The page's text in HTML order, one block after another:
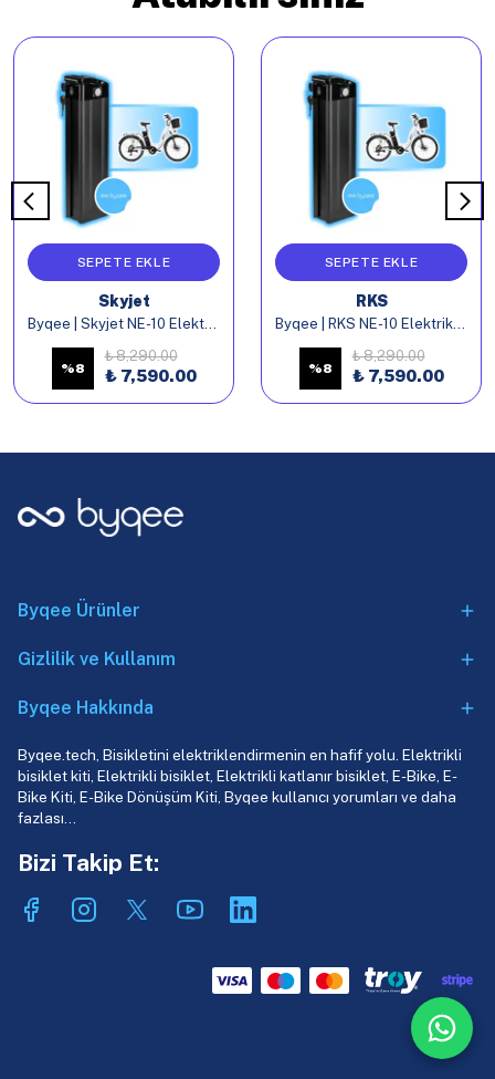
SEPETE EKLE
Skyjet
Byqee | Skyjet NE-10 Elektrikli Bisiklet Batarya
%8
₺ 8,290.00
₺ 7,590.00
SEPETE EKLE
RKS
Byqee | RKS NE-10 Elektrikli Bisiklet Batarya
%8
₺ 8,290.00
₺ 7,590.00
Byqee Ürünler
Gizlilik ve Kullanım
Byqee Hakkında
Byqee.tech, Bisikletini elektriklendirmenin en hafif yolu. Elektrikli
bisiklet kiti, Elektrikli bisiklet, Elektrikli katlanır bisiklet, E-Bike, E-
Bike Kiti, E-Bike Dönüşüm Kiti, Byqee kullanıcı yorumları ve daha
fazlası…
Bizi Takip Et: